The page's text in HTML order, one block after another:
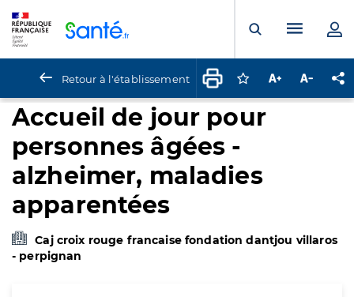
Ouvrir laMenu
Retour à l'établissement Connectez-vous
Augmenter la
Accueil de jour pour
personnes âgées -
alzheimer, maladies
apparentées
Caj croix rouge francaise fondation dantjou villaros
- perpignan